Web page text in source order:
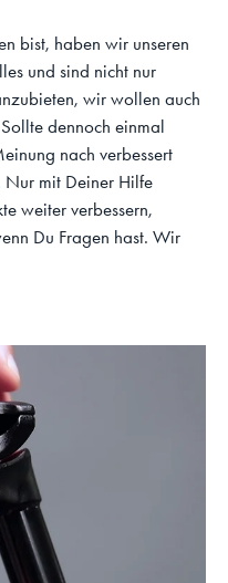
bist, haben wir unseren
und sind nicht nur
wir wollen auch
dennoch einmal
nach verbessert
Nur mit Deiner Hilfe
weiter verbessern,
Du Fragen hast. Wir